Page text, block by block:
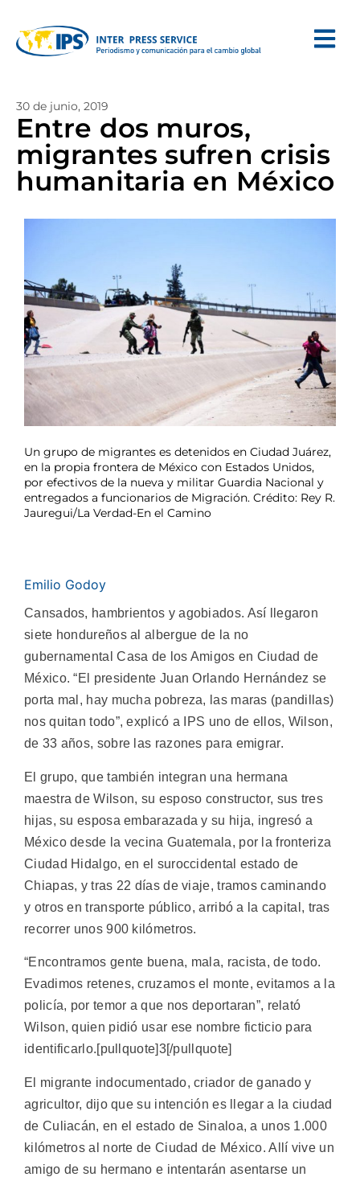
30 de junio, 2019
Entre dos muros,
migrantes sufren crisis
humanitaria en México
Un grupo de migrantes es detenidos en Ciudad Juárez,
en la propia frontera de México con Estados Unidos,
por efectivos de la nueva y militar Guardia Nacional y
entregados a funcionarios de Migración. Crédito: Rey R.
Jauregui/La Verdad-En el Camino
Emilio Godoy
Cansados, hambrientos y agobiados. Así llegaron
siete hondureños al albergue de la no
gubernamental Casa de los Amigos en Ciudad de
México. “El presidente Juan Orlando Hernández se
porta mal, hay mucha pobreza, las maras (pandillas)
nos quitan todo”, explicó a IPS uno de ellos, Wilson,
de 33 años, sobre las razones para emigrar.
El grupo, que también integran una hermana
maestra de Wilson, su esposo constructor, sus tres
hijas, su esposa embarazada y su hija, ingresó a
México desde la vecina Guatemala, por la fronteriza
Ciudad Hidalgo, en el suroccidental estado de
Chiapas, y tras 22 días de viaje, tramos caminando
y otros en transporte público, arribó a la capital, tras
recorrer unos 900 kilómetros.
“Encontramos gente buena, mala, racista, de todo.
Evadimos retenes, cruzamos el monte, evitamos a la
policía, por temor a que nos deportaran”, relató
Wilson, quien pidió usar ese nombre ficticio para
identificarlo.[pullquote]3[/pullquote]
El migrante indocumentado, criador de ganado y
agricultor, dijo que su intención es llegar a la ciudad
de Culiacán, en el estado de Sinaloa, a unos 1.000
kilómetros al norte de Ciudad de México. Allí vive un
amigo de su hermano e intentarán asentarse un